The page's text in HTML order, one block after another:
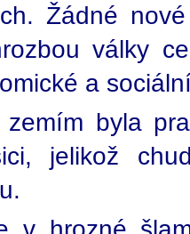
Žádné
války
a
zemím byla
jelikož